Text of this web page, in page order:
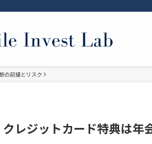
の前提とリスク
クレジットカード特典は年